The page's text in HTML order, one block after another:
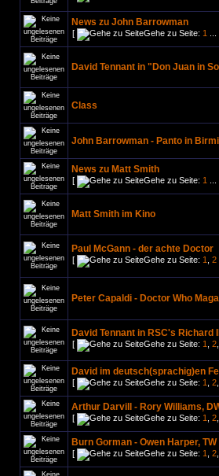
News zu John Barrowman
[ Gehe zu Seite: 1
David Tennant in "Don Juan in
Class
John Barrowman - Panto in
News zu Matt Smith
[ Gehe zu Seite: 1
Matt Smith im Kino
Paul McGann - der achte Doctor
[ Gehe zu Seite: 1 2
Peter Capaldi - Doctor Who
David Tennant in RSC's Richard
[ Gehe zu Seite: 1 2
David im deutsch(sprachig)en
[ Gehe zu Seite: 1 2
Arthur Darvill - Rory Williams,
[ Gehe zu Seite: 1 2
Burn Gorman - Owen Harper, TW
[ Gehe zu Seite: 1 2